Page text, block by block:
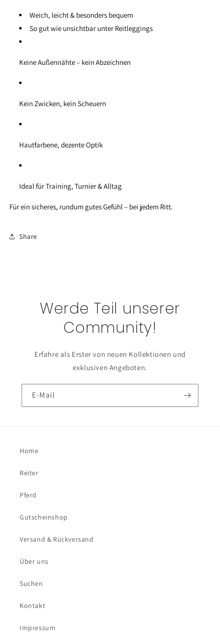
Weich, leicht & besonders bequem
So gut wie unsichtbar unter Reitleggings
Keine Außennähte – kein Abzeichnen
Kein Zwicken, kein Scheuern
Hautfarbene, dezente Optik
Ideal für Training, Turnier & Alltag
Für ein sicheres, rundum gutes Gefühl – bei jedem Ritt.
Share
Werde Teil unserer
Community!
Erfahre als Erster von neuen Kollektionen und
exklusiven Angeboten.
E-Mail
Home
Reiter
Pferd
Gutscheinshop
Versand & Rückversand
Über uns
Suchen
Kontakt
Impressum